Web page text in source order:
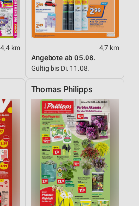
4,4 km 4,7 km
Angebote ab 05.08.
Gültig bis Di. 11.08.
Thomas Philipps